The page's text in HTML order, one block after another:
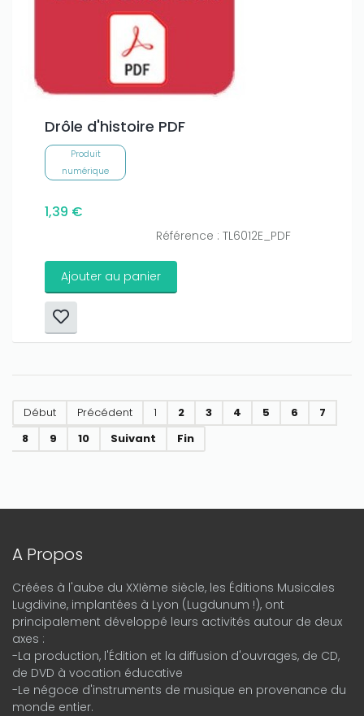
Drôle d'histoire PDF
Produit
numérique
1,39 €
Référence : TL6012E_PDF
Ajouter au panier
Début Précédent 1 2 3 4 5 6
7
8
9 10 Suivant Fin
A Propos
Créées à l'aube du XXIème siècle, les Éditions Musicales
Lugdivine, implantées à Lyon (Lugdunum !), ont
principalement développé leurs activités autour de deux
axes :
-La production, l'Édition et la diffusion d'ouvrages, de CD,
de DVD à vocation éducative
-Le négoce d'instruments de musique en provenance du
monde entier.